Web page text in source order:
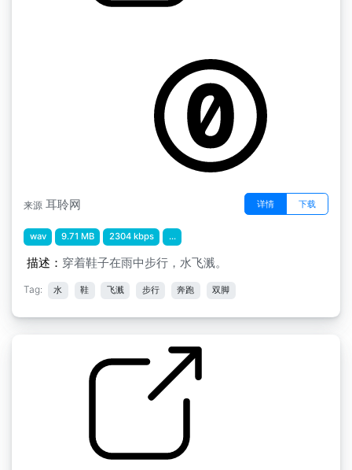
来源 耳聆网 详情 下载
wav 9.71 MB 2304 kbps ...
描述： 穿着鞋子在雨中步行，水飞溅。
Tag: 水 鞋 飞溅 步行 奔跑 双脚